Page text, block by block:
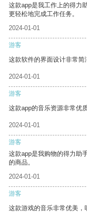
这款app是我工作上的得力
更轻松地完成工作任务。
2024-01-01
游客
这款软件的界面设计非常简
2024-01-01
游客
这款app的音乐资源非常优
2024-01-01
游客
这款app是我购物的得力助
的商品。
2024-01-01
游客
这款游戏的音乐非常优美，